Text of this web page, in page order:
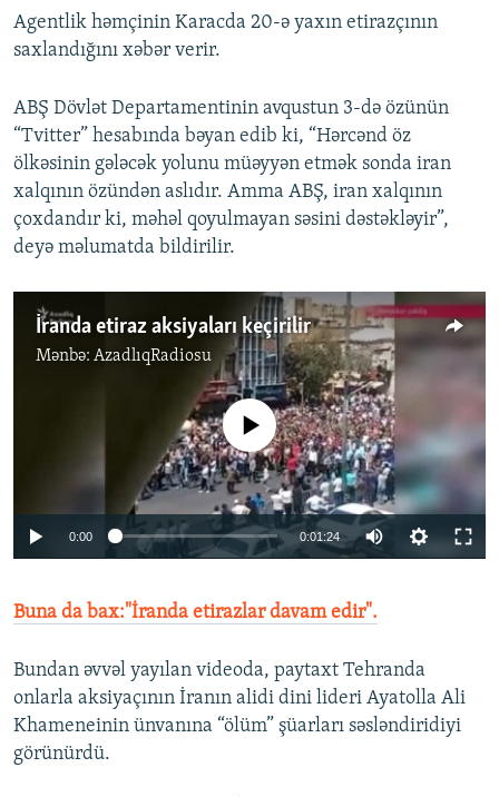
Agentlik həmçinin Karacda 20-ə yaxın etirazçının
saxlandığını xəbər verir.
ABŞ Dövlət Departamentinin avqustun 3-də özünün
“Tvitter” hesabında bəyan edib ki, “Hərcənd öz
ölkəsinin gələcək yolunu müəyyən etmək sonda iran
xalqının özündən aslıdır. Amma ABŞ, iran xalqının
çoxdandır ki, məhəl qoyulmayan səsini dəstəkləyir”,
deyə məlumatda bildirilir.
İranda etiraz aksiyaları keçirilir
Mənbə: AzadlıqRadiosu
No media source currently available
0:00 0:01:24
Buna da bax:"İranda etirazlar davam edir".
Bundan əvvəl yayılan videoda, paytaxt Tehranda
onlarla aksiyaçının İranın alidi dini lideri Ayatolla Ali
Khameneinin ünvanına “ölüm” şüarları səsləndiridiyi
görünürdü.